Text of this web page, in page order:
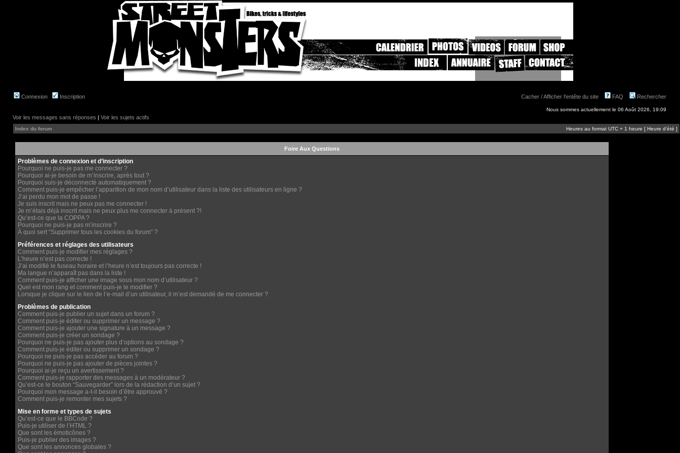
Connexion Inscription Cacher / Afficher l'entête du site FAQ Rechercher
Nous sommes actuellement le 06 Août 2026, 19:09
Voir les messages sans réponses | Voir les sujets actifs
Index du forum Heures au format UTC + 1 heure [ Heure d’été ]
Foire Aux Questions
Problèmes de connexion et d’inscription
Pourquoi ne puis-je pas me connecter ?
Pourquoi ai-je besoin de m’inscrire, après tout ?
Pourquoi suis-je déconnecté automatiquement ?
Comment puis-je empêcher l’apparition de mon nom d’utilisateur dans la liste des utilisateurs en ligne ?
J’ai perdu mon mot de passe !
Je suis inscrit mais ne peux pas me connecter !
Je m’étais déjà inscrit mais ne peux plus me connecter à présent ?!
Qu’est-ce que la COPPA ?
Pourquoi ne puis-je pas m’inscrire ?
À quoi sert “Supprimer tous les cookies du forum” ?
Préférences et réglages des utilisateurs
Comment puis-je modifier mes réglages ?
L’heure n’est pas correcte !
J’ai modifié le fuseau horaire et l’heure n’est toujours pas correcte !
Ma langue n’apparaît pas dans la liste !
Comment puis-je afficher une image sous mon nom d’utilisateur ?
Quel est mon rang et comment puis-je le modifier ?
Lorsque je clique sur le lien de l’e-mail d’un utilisateur, il m’est demandé de me connecter ?
Problèmes de publication
Comment puis-je publier un sujet dans un forum ?
Comment puis-je éditer ou supprimer un message ?
Comment puis-je ajouter une signature à un message ?
Comment puis-je créer un sondage ?
Pourquoi ne puis-je pas ajouter plus d’options au sondage ?
Comment puis-je éditer ou supprimer un sondage ?
Pourquoi ne puis-je pas accéder au forum ?
Pourquoi ne puis-je pas ajouter de pièces jointes ?
Pourquoi ai-je reçu un avertissement ?
Comment puis-je rapporter des messages à un modérateur ?
Qu’est-ce le bouton “Sauvegarder” lors de la rédaction d’un sujet ?
Pourquoi mon message a-t-il besoin d’être approuvé ?
Comment puis-je remonter mes sujets ?
Mise en forme et types de sujets
Qu’est-ce que le BBCode ?
Puis-je utiliser de l’HTML ?
Que sont les émoticônes ?
Puis-je publier des images ?
Que sont les annonces globales ?